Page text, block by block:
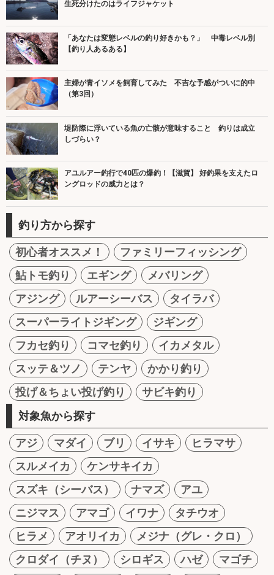
生死分けたのはライフジャケット
「あなたは変態レベルの釣り好きかも？」 中毒レベル別
【釣り人あるある】
主婦が青イソメを飼育してみた 不吉な予感がついに的中
（第3回）
堤防際に浮いている魚の亡骸が意味すること 釣りは成立
しづらい？
アユルアー釣行で40匹の爆釣！【滋賀】 好釣果を支えたロ
ングロッドの威力とは？
釣り方から探す
初心者オススメ！
ファミリーフィッシング
鮎トモ釣り
エギング
メバリング
アジング
ルアーシーバス
タイラバ
スーパーライトジギング
ジギング
フカセ釣り
コマセ釣り
イカメタル
スッテ＆ツノ
テンヤ
かかり釣り
投げ＆ちょい投げ釣り
サビキ釣り
対象魚から探す
アジ マダイ ブリ イサキ
ヒラマサ
スルメイカ
ケンサキイカ
スズキ（シーバス）
ナマズ
アユ
ニジマス
アマゴ イワナ
タチウオ
ヒラメ
アオリイカ
メジナ（グレ・クロ）
クロダイ（チヌ）
シロギス ハゼ
マゴチ